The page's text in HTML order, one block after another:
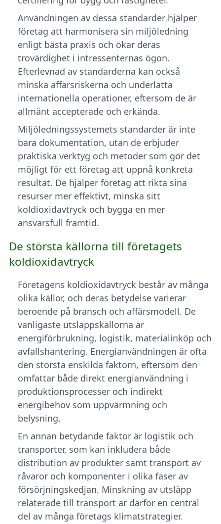
Användningen av dessa standarder hjälper
företag att harmonisera sin miljöledning
enligt bästa praxis och ökar deras
trovärdighet i intressenternas ögon.
Efterlevnad av standarderna kan också
minska affärsriskerna och underlätta
internationella operationer, eftersom de är
allmänt accepterade och erkända.
Miljöledningssystemets standarder är inte
bara dokumentation, utan de erbjuder
praktiska verktyg och metoder som gör det
möjligt för ett företag att uppnå konkreta
resultat. De hjälper företag att rikta sina
resurser mer effektivt, minska sitt
koldioxidavtryck och bygga en mer
ansvarsfull framtid.
De största källorna till företagets
koldioxidavtryck
Företagens koldioxidavtryck består av många
olika källor, och deras betydelse varierar
beroende på bransch och affärsmodell. De
vanligaste utsläppskällorna är
energiförbrukning, logistik, materialinköp och
avfallshantering. Energianvändningen är ofta
den största enskilda faktorn, eftersom den
omfattar både direkt energianvändning i
produktionsprocesser och indirekt
energibehov som uppvärmning och
belysning.
En annan betydande faktor är logistik och
transporter, som kan inkludera både
distribution av produkter samt transport av
råvaror och komponenter i olika faser av
försörjningskedjan. Minskning av utsläpp
relaterade till transport är därför en central
del av många företags klimatstrategier.